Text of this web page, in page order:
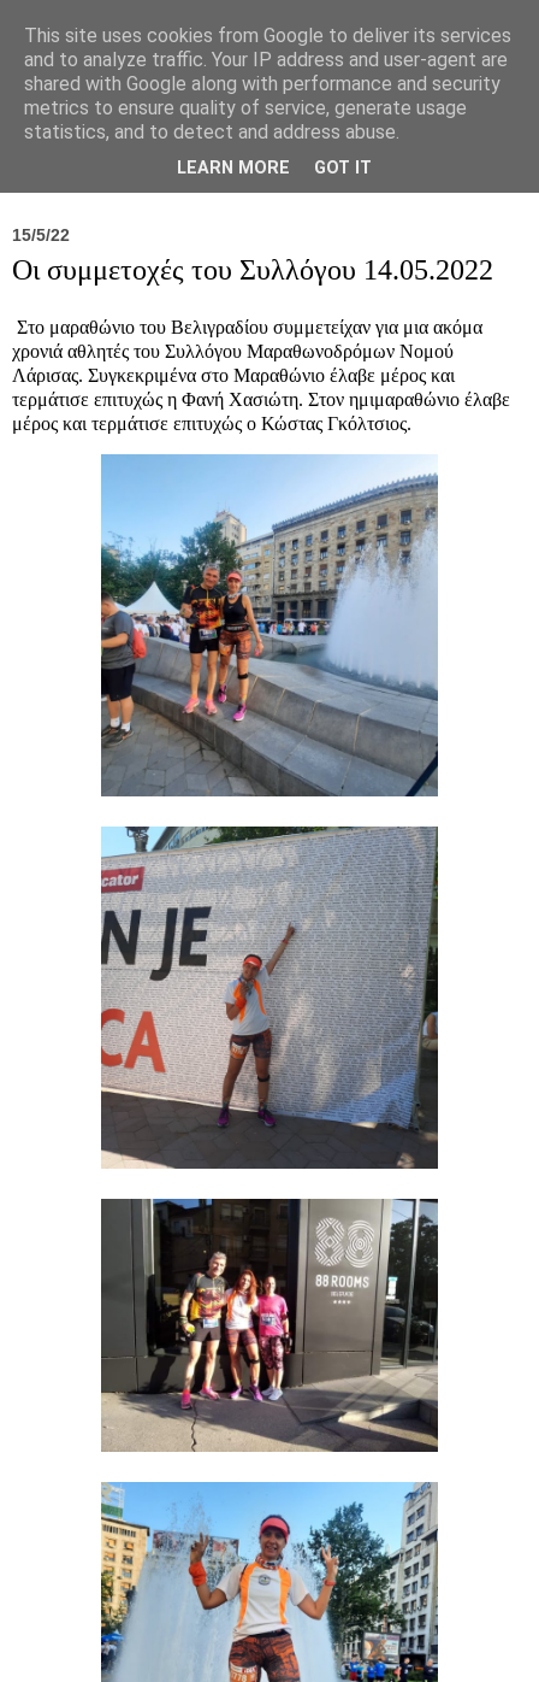
Σύλλογος Ιπποκράτειος
15/5/22
Οι συμμετοχές του Συλλόγου 14.05.2022
Στο μαραθώνιο του Βελιγραδίου συμμετείχαν για μια ακόμα
χρονιά αθλητές του Συλλόγου Μαραθωνοδρόμων Νομού
Λάρισας. Συγκεκριμένα στο Μαραθώνιο έλαβε μέρος και
τερμάτισε επιτυχώς η Φανή Χασιώτη. Στον ημιμαραθώνιο έλαβε
μέρος και τερμάτισε επιτυχώς ο Κώστας Γκόλτσιος.
This site uses cookies from Google to deliver its services
and to analyze traffic. Your IP address and user-agent are
shared with Google along with performance and security
metrics to ensure quality of service, generate usage
statistics, and to detect and address abuse.
LEARN MORE GOT IT